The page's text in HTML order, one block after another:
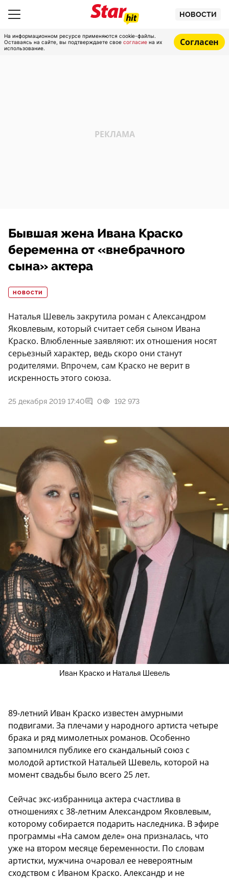
НОВОСТИ
На информационном ресурсе применяются cookie-файлы.
Оставаясь на сайте, вы подтверждаете свое согласие на их
использование.
Согласен
Бывшая жена Ивана Краско
беременна от «внебрачного
сына» актера
НОВОСТИ
Наталья Шевель закрутила роман с Александром
Яковлевым, который считает себя сыном Ивана
Краско. Влюбленные заявляют: их отношения носят
серьезный характер, ведь скоро они станут
родителями. Впрочем, сам Краско не верит в
искренность этого союза.
25 декабря 2019 17:40 0 192 973
Иван Краско и Наталья Шевель
89-летний Иван Краско известен амурными
подвигами. За плечами у народного артиста четыре
брака и ряд мимолетных романов. Особенно
запомнился публике его скандальный союз с
молодой артисткой Натальей Шевель, которой на
момент свадьбы было всего 25 лет.
Сейчас экс-избранница актера счастлива в
отношениях с 38-летним Александром Яковлевым,
которому собирается подарить наследника. В эфире
программы «На самом деле» она призналась, что
уже на втором месяце беременности. По словам
артистки, мужчина очаровал ее невероятным
сходством с Иваном Краско. Александр и не